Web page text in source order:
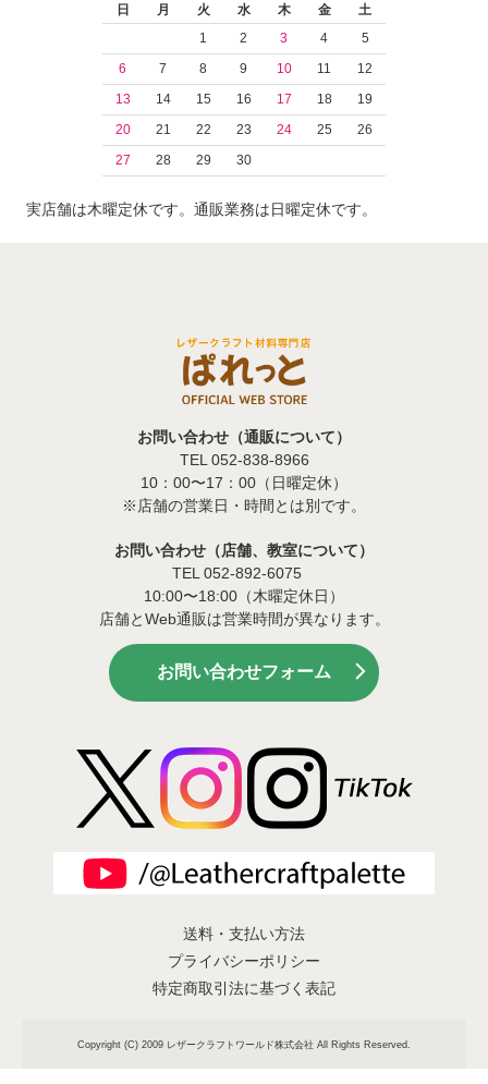
日
月 火 水 木 金
土
1
2 3 4
5
6
7 8 9 10 11
12
13
14 15 16 17 18
19
20
21 22 23 24 25
26
27
28 29 30
実店舗は木曜定休です。通販業務は日曜定休です。
お問い合わせ（通販について）
TEL 052-838-8966
10：00〜17：00（日曜定休）
※店舗の営業日・時間とは別です。
お問い合わせ（店舗、教室について）
TEL 052-892-6075
10:00〜18:00（木曜定休日）
店舗とWeb通販は営業時間が異なります。
お問い合わせフォーム
送料・支払い方法
プライバシーポリシー
特定商取引法に基づく表記
Copyright (C) 2009 レザークラフトワールド株式会社 All Rights Reserved.